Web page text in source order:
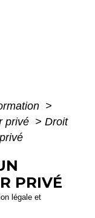
>
privé > Droit
PRIVÉ
légale et